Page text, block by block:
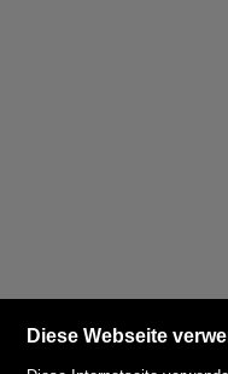
Diese Webseite